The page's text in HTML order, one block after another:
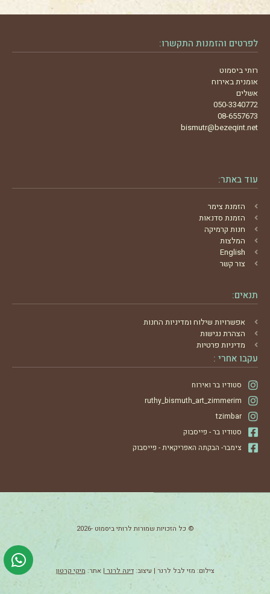
לפרטים והזמנות התקשרו:
רותי ביסמוט
אומנית באירוח
אשלים
050-3340772
08-6557673
bismutr@bezeqint.net
עוד באתר:
הזמנת צימר
הזמנת סדנאות
חנות קרמיקה
המלצות
English
צור קשר
תנאים:
אפשרויות שילוח ומדיניות החנות
הצהרת נגישות
מדיניות פרטיות
עקבו אחרי :
סטודיו בר ואירוח
ruthy_bismuth_art_zimmerim
tzimbar
סטודיו בר - פייסבוק
צימבר- הבקתה האפריקאית - פייסבוק
© כל הזכויות שמורות לרותי ביסמוט -2026
צילום: מזי לבל לרנר | עיצוב:דינה לרנר| אתר:מיקי קרטון